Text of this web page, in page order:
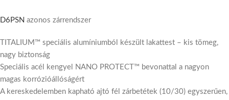
D6PSN azonos zárrendszer
TITALIUM™ speciális alumíniumból készült lakattest – kis tömeg,
nagy biztonság
Speciális acél kengyel NANO PROTECT™ bevonattal a nagyon
magas korrózióállóságért
A kereskedelemben kapható ajtó fél zárbetétek (10/30) egyszerűen,